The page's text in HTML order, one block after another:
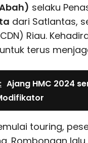
selaku
dari Satlantas,
Riau.
terus
Ajang HMC 2024
touring,